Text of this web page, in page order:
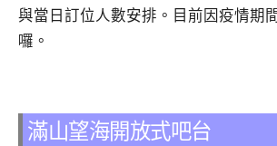
與當日訂位人數安排。目前因疫情期
囉。
滿山望海開放式吧台